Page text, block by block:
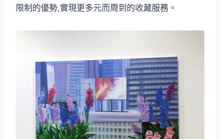
限制的優勢,實現更多元而周到的收藏服務。